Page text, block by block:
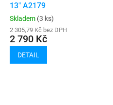
13" A2179
Skladem (3 ks)
2 305,79 Kč bez DPH
2 790 Kč
DETAIL